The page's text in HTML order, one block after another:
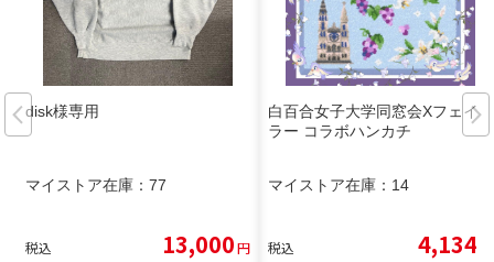
disk様専用
マイストア在庫： 77
税込 13,000円
白百合女子大学同窓会Xフェイ
ラー コラボハンカチ
マイストア在庫： 14
税込 4,134